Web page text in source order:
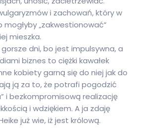
i zachowań, który w
mogłyby „zakwestionować”
mieszka.
dni, bo jest impulsywna, a
biznes to ciężki kawałek
kobiety garną się do niej jak do
ją za to, że potrafi pogodzić
i bezkompromisową realizację
i wdziękiem. A ja zdaję
już wie, iż jest królową.